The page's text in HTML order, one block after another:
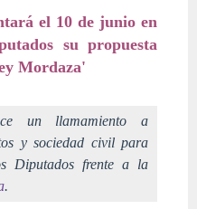
el 10 de junio en
su propuesta
Mordaza'
un llamamiento a
y sociedad civil para
Diputados frente a la
.